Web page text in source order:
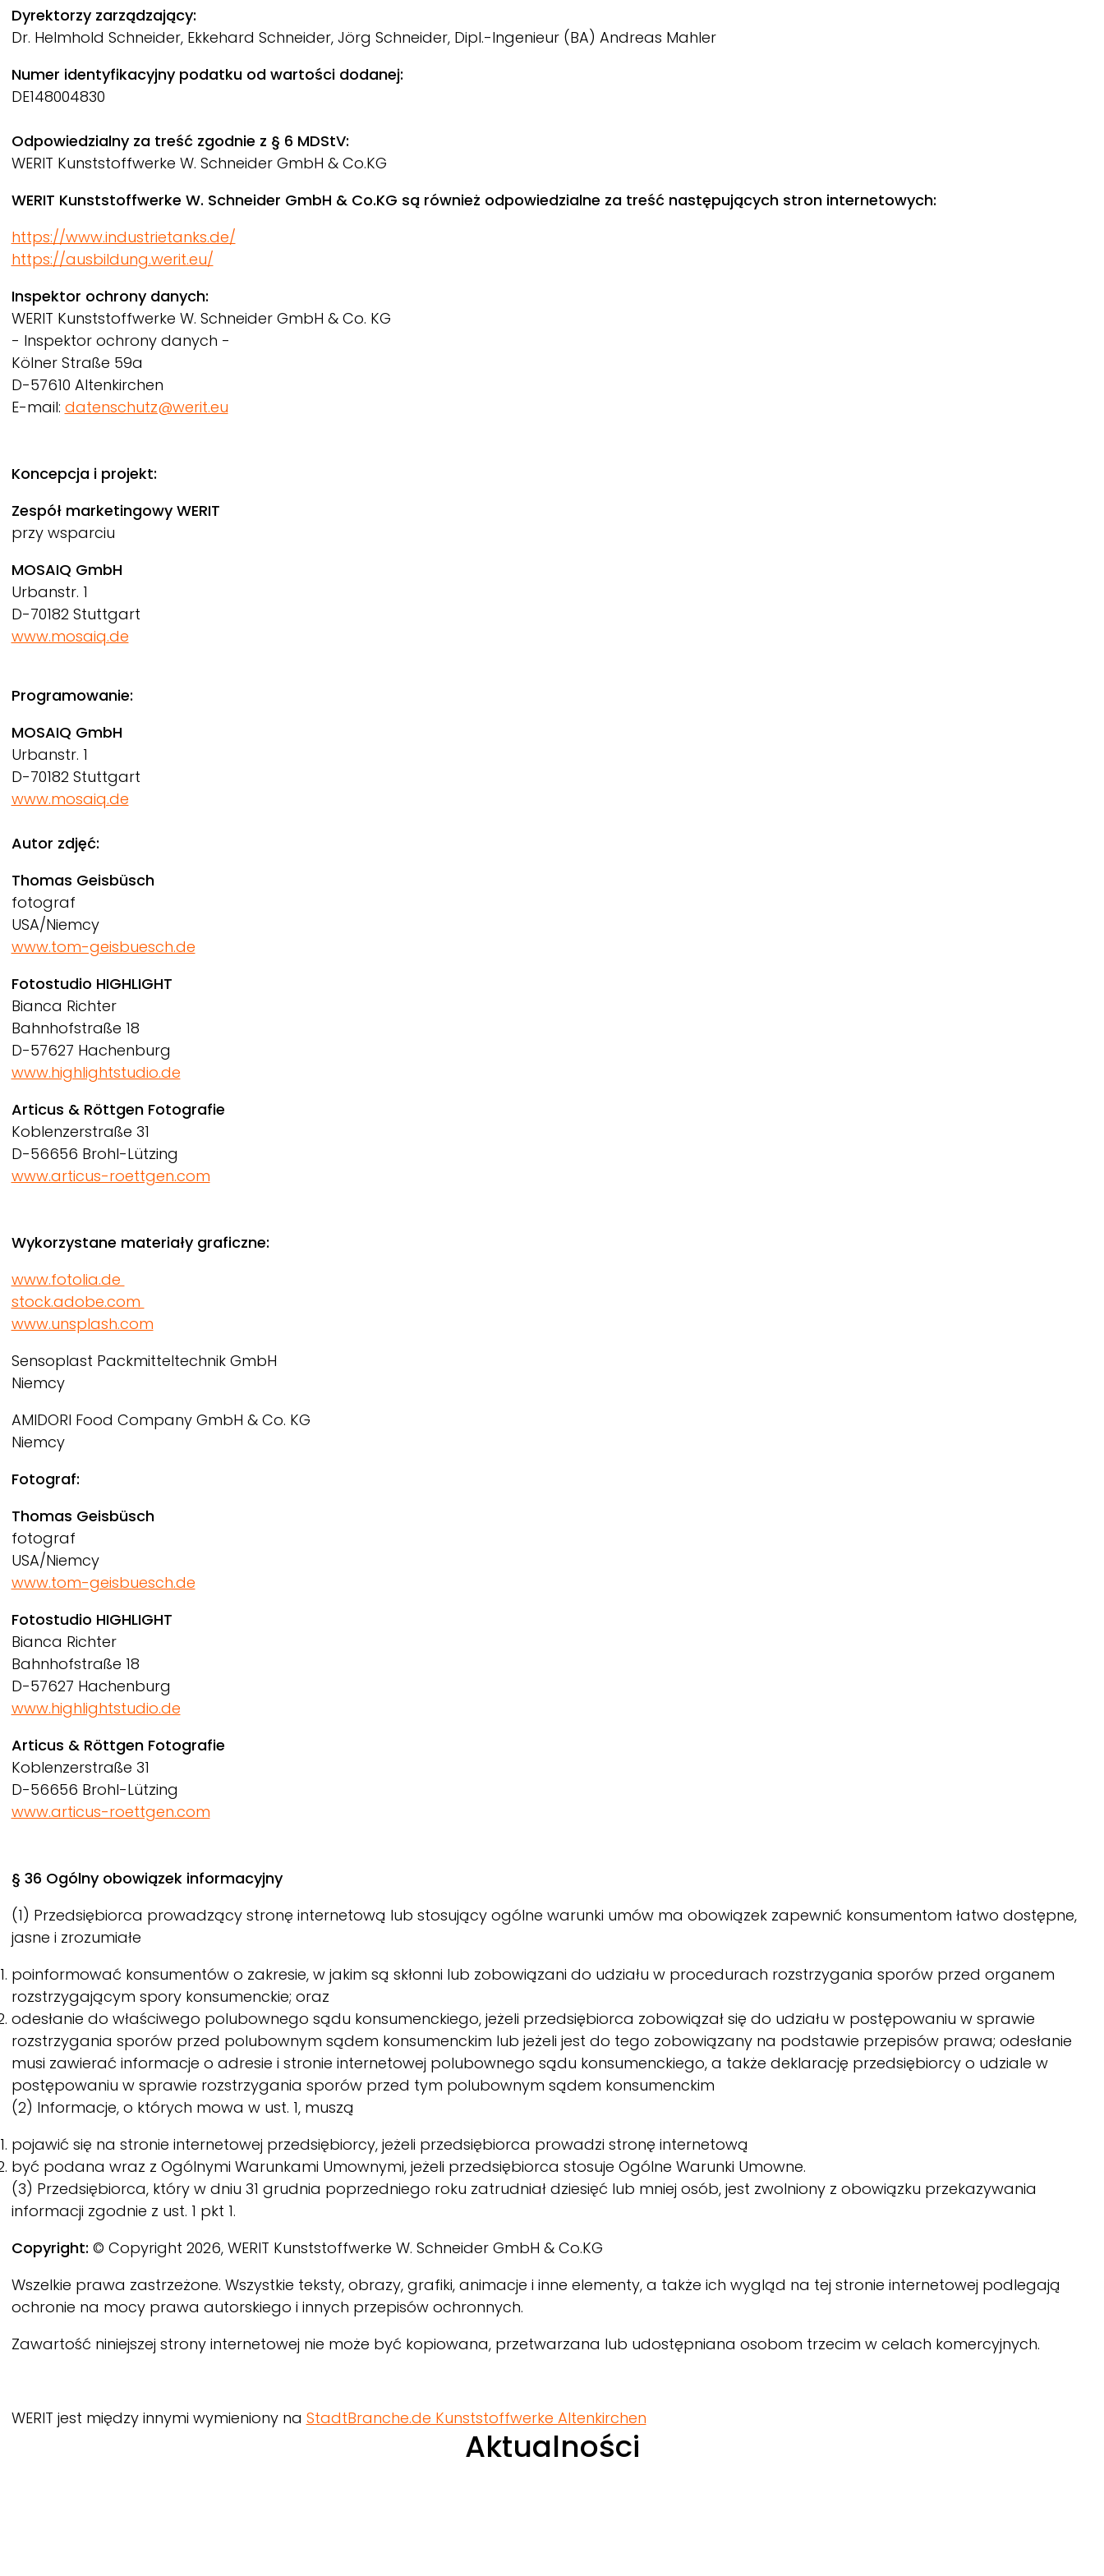
Dyrektorzy zarządzający:
Dr. Helmhold Schneider, Ekkehard Schneider, Jörg Schneider, Dipl.-Ingenieur (BA) Andreas Mahler
Numer identyfikacyjny podatku od wartości dodanej:
DE148004830
Odpowiedzialny za treść zgodnie z § 6 MDStV:
WERIT Kunststoffwerke W. Schneider GmbH & Co.KG
WERIT Kunststoffwerke W. Schneider GmbH & Co.KG są również odpowiedzialne za treść następujących stron internetowych:
https://www.industrietanks.de/
https://ausbildung.werit.eu/
Inspektor ochrony danych:
WERIT Kunststoffwerke W. Schneider GmbH & Co. KG
- Inspektor ochrony danych -
Kölner Straße 59a
D-57610 Altenkirchen
E-mail: datenschutz@werit.eu
Koncepcja i projekt:
Zespół marketingowyWERIT
przy wsparciu
MOSAIQ GmbH
Urbanstr. 1
D-70182 Stuttgart
www.mosaiq.de
Programowanie:
MOSAIQ GmbH
Urbanstr. 1
D-70182 Stuttgart
www.mosaiq.de
Autor zdjęć:
Thomas Geisbüsch
fotograf
USA/Niemcy
www.tom-geisbuesch.de
Fotostudio HIGHLIGHT
Bianca Richter
Bahnhofstraße 18
D-57627 Hachenburg
www.highlightstudio.de
Articus & Röttgen Fotografie
Koblenzerstraße 31
D-56656 Brohl-Lützing
www.articus-roettgen.com
Wykorzystane materiały graficzne:
www.fotolia.de
stock.adobe.com
www.unsplash.com
Sensoplast Packmitteltechnik GmbH
Niemcy
AMIDORI Food Company GmbH & Co. KG
Niemcy
Fotograf:
Thomas Geisbüsch
fotograf
USA/Niemcy
www.tom-geisbuesch.de
Fotostudio HIGHLIGHT
Bianca Richter
Bahnhofstraße 18
D-57627 Hachenburg
www.highlightstudio.de
Articus & Röttgen Fotografie
Koblenzerstraße 31
D-56656 Brohl-Lützing
www.articus-roettgen.com
§ 36 Ogólny obowiązek informacyjny
(1) Przedsiębiorca prowadzący stronę internetową lub stosujący ogólne warunki umów ma obowiązek zapewnić konsumentom łatwo dostępne,
jasne i zrozumiałe
poinformować konsumentów o zakresie, w jakim są skłonni lub zobowiązani do udziału w procedurach rozstrzygania sporów przed organem
rozstrzygającym spory konsumenckie; oraz
odesłanie do właściwego polubownego sądu konsumenckiego, jeżeli przedsiębiorca zobowiązał się do udziału w postępowaniu w sprawie
rozstrzygania sporów przed polubownym sądem konsumenckim lub jeżeli jest do tego zobowiązany na podstawie przepisów prawa; odesłanie
musi zawierać informacje o adresie i stronie internetowej polubownego sądu konsumenckiego, a także deklarację przedsiębiorcy o udziale w
postępowaniu w sprawie rozstrzygania sporów przed tym polubownym sądem konsumenckim
(2) Informacje, o których mowa w ust. 1, muszą
pojawić się na stronie internetowej przedsiębiorcy, jeżeli przedsiębiorca prowadzi stronę internetową
być podana wraz z Ogólnymi Warunkami Umownymi, jeżeli przedsiębiorca stosuje Ogólne Warunki Umowne.
(3) Przedsiębiorca, który w dniu 31 grudnia poprzedniego roku zatrudniał dziesięć lub mniej osób, jest zwolniony z obowiązku przekazywania
informacji zgodnie z ust. 1 pkt 1.
Copyright: © Copyright 2026,WERIT Kunststoffwerke W. Schneider GmbH & Co.KG
Wszelkie prawa zastrzeżone. Wszystkie teksty, obrazy, grafiki, animacje i inne elementy, a także ich wygląd na tej stronie internetowej podlegają
ochronie na mocy prawa autorskiego i innych przepisów ochronnych.
Zawartość niniejszej strony internetowej nie może być kopiowana, przetwarzana lub udostępniana osobom trzecim w celach komercyjnych.
WERIT jest między innymi wymieniony na StadtBranche.de Kunststoffwerke Altenkirchen
Aktualności